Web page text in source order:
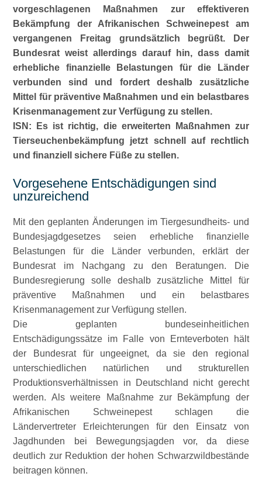
vorgeschlagenen Maßnahmen zur effektiveren
Bekämpfung der Afrikanischen Schweinepest am
vergangenen Freitag grundsätzlich begrüßt. Der
Bundesrat weist allerdings darauf hin, dass damit
erhebliche finanzielle Belastungen für die Länder
verbunden sind und fordert deshalb zusätzliche
Mittel für präventive Maßnahmen und ein belastbares
Krisenmanagement zur Verfügung zu stellen.
ISN: Es ist richtig, die erweiterten Maßnahmen zur
Tierseuchenbekämpfung jetzt schnell auf rechtlich
und finanziell sichere Füße zu stellen.
Vorgesehene Entschädigungen sind
unzureichend
Mit den geplanten Änderungen im Tiergesundheits- und
Bundesjagdgesetzes seien erhebliche finanzielle
Belastungen für die Länder verbunden, erklärt der
Bundesrat im Nachgang zu den Beratungen. Die
Bundesregierung solle deshalb zusätzliche Mittel für
präventive Maßnahmen und ein belastbares
Krisenmanagement zur Verfügung stellen.
Die geplanten bundeseinheitlichen
Entschädigungssätze im Falle von Ernteverboten hält
der Bundesrat für ungeeignet, da sie den regional
unterschiedlichen natürlichen und strukturellen
Produktionsverhältnissen in Deutschland nicht gerecht
werden. Als weitere Maßnahme zur Bekämpfung der
Afrikanischen Schweinepest schlagen die
Ländervertreter Erleichterungen für den Einsatz von
Jagdhunden bei Bewegungsjagden vor, da diese
deutlich zur Reduktion der hohen Schwarzwildbestände
beitragen können.